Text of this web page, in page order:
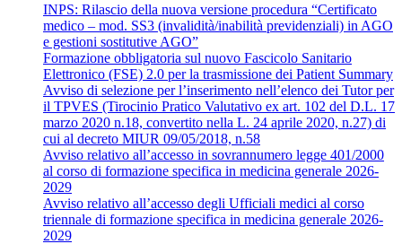
INPS: Rilascio della nuova versione procedura “Certificato
medico – mod. SS3 (invalidità/inabilità previdenziali) in AGO
e gestioni sostitutive AGO”
Formazione obbligatoria sul nuovo Fascicolo Sanitario
Elettronico (FSE) 2.0 per la trasmissione dei Patient Summary
Avviso di selezione per l’inserimento nell’elenco dei Tutor per
il TPVES (Tirocinio Pratico Valutativo ex art. 102 del D.L. 17
marzo 2020 n.18, convertito nella L. 24 aprile 2020, n.27) di
cui al decreto MIUR 09/05/2018, n.58
Avviso relativo all’accesso in sovrannumero legge 401/2000
al corso di formazione specifica in medicina generale 2026-
2029
Avviso relativo all’accesso degli Ufficiali medici al corso
triennale di formazione specifica in medicina generale 2026-
2029